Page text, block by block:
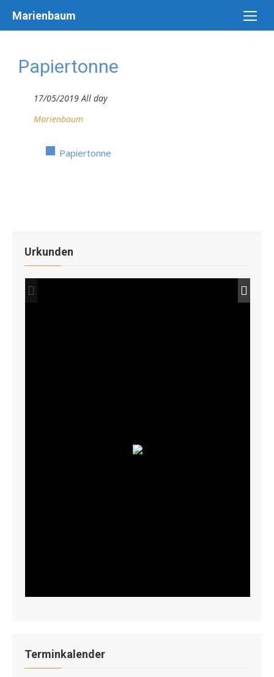
Marienbaum
Papiertonne
17/05/2019 All day
Marienbaum
Papiertonne
Urkunden
Terminkalender